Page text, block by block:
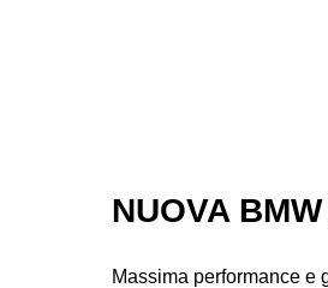
NUOVA
Massima performance e